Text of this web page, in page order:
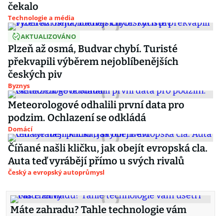
čekalo
Technologie a média
AKTUALIZOVÁNO
Plzeň až osmá, Budvar chybí. Turisté
překvapili výběrem nejoblíbenějších
českých piv
Byznys
Meteorologové odhalili první data pro
podzim. Ochlazení se odkládá
Domácí
Číňané našli kličku, jak obejít evropská cla.
Auta teď vyrábějí přímo u svých rivalů
Český a evropský autoprůmysl
Máte zahradu? Tahle technologie vám